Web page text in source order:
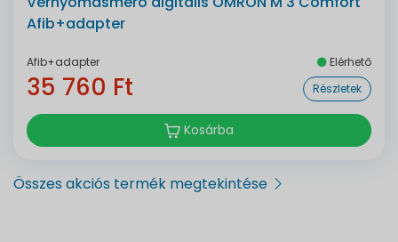
Afib+adapter
Afib+adapter Elérhető
35 760 Ft Részletek
Kosárba
Összes akciós termék megtekintése